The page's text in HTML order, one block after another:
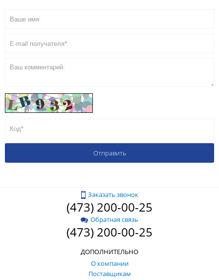
Заказать звонок
(473) 200-00-25
Обратная связь
(473) 200-00-25
ДОПОЛНИТЕЛЬНО
О компании
Поставщикам